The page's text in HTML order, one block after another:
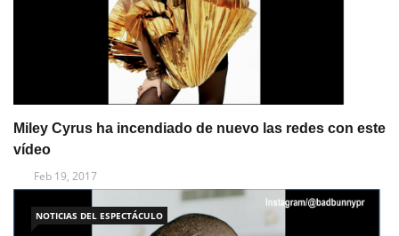
Miley Cyrus ha incendiado de nuevo las redes con este
vídeo
Feb 19, 2017
NOTICIAS DEL ESPECTÁCULO